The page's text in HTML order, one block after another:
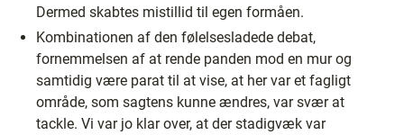
Dermed skabtes mistillid til egen formåen.
Kombinationen af den følelsesladede debat,
fornemmelsen af at rende panden mod en mur og
samtidig være parat til at vise, at her var et fagligt
område, som sagtens kunne ændres, var svær at
tackle. Vi var jo klar over, at der stadigvæk var